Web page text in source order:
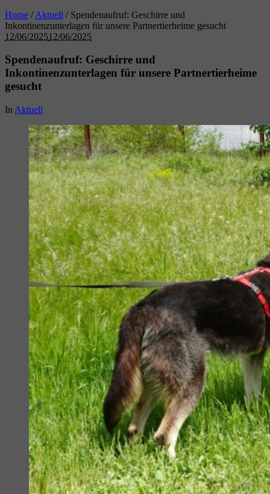
Home /Aktuell / Spendenaufruf: Geschirre und
Inkontinenzunterlagen für unsere Partnertierheime gesucht
12/06/202512/06/2025
Spendenaufruf: Geschirre und
Inkontinenzunterlagen für unsere Partnertierheime
gesucht
In Aktuell